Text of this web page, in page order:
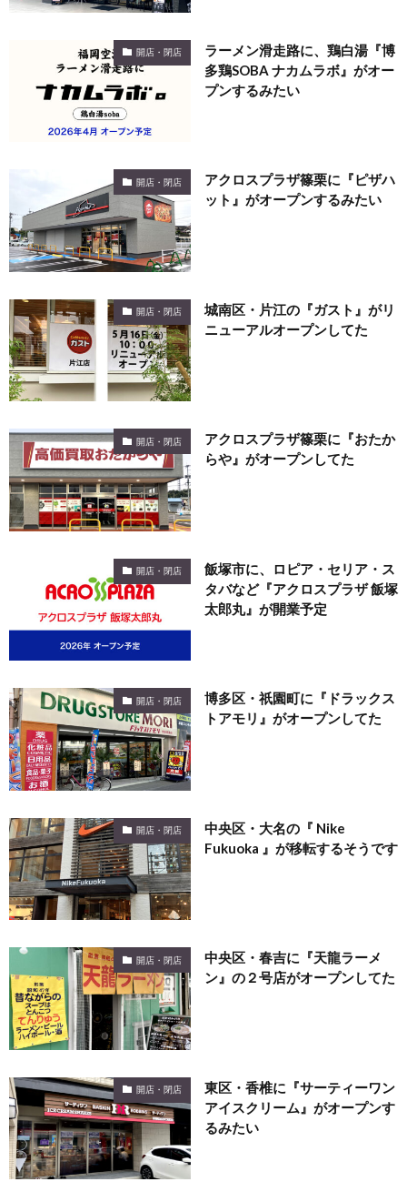
開店・閉店
ラーメン滑走路に、鶏白湯『博
多鶏SOBA ナカムラボ』がオー
プンするみたい
開店・閉店
アクロスプラザ篠栗に『ピザハ
ット』がオープンするみたい
開店・閉店
城南区・片江の『ガスト』がリ
ニューアルオープンしてた
開店・閉店
アクロスプラザ篠栗に『おたか
らや』がオープンしてた
開店・閉店
飯塚市に、ロピア・セリア・ス
タバなど『アクロスプラザ 飯塚
太郎丸』が開業予定
開店・閉店
博多区・祇園町に『ドラックス
トアモリ』がオープンしてた
開店・閉店
中央区・大名の『 Nike
Fukuoka 』が移転するそうです
開店・閉店
中央区・春吉に『天龍ラーメ
ン』の２号店がオープンしてた
開店・閉店
東区・香椎に『サーティーワン
アイスクリーム』がオープンす
るみたい